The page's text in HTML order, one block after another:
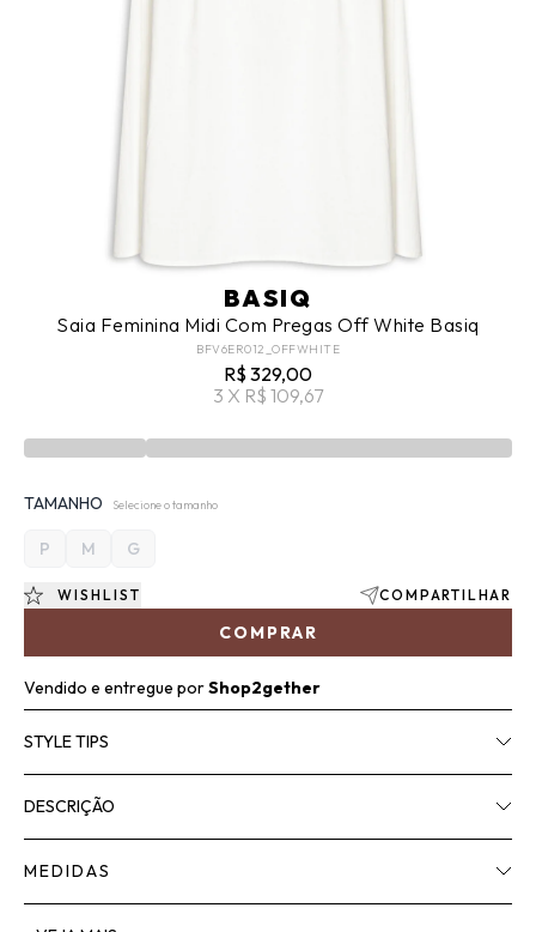
BASIQ
Saia Feminina Midi Com Pregas Off White Basiq
BFV6ER012_OFFWHITE
R$ 329,00
3 X R$ 109,67
TAMANHO Selecione o tamanho
P M G
COMPRAR
WISHLIST COMPARTILHAR
Vendido e entregue porShop2gether
STYLE TIPS
DESCRIÇÃO
MEDIDAS